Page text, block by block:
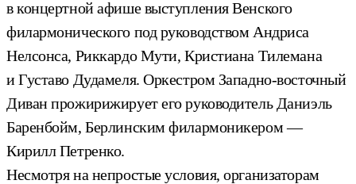
в концертной афише выступления Венского
филармонического под руководством Андриса
Нелсонса, Риккардо Мути, Кристиана Тилемана
и Густаво Дудамеля. Оркестром Западно-восточный
Диван прожирижирует его руководитель Даниэль
Баренбойм, Берлинским филармоникером —
Кирилл Петренко.
Несмотря на непростые условия, организаторам